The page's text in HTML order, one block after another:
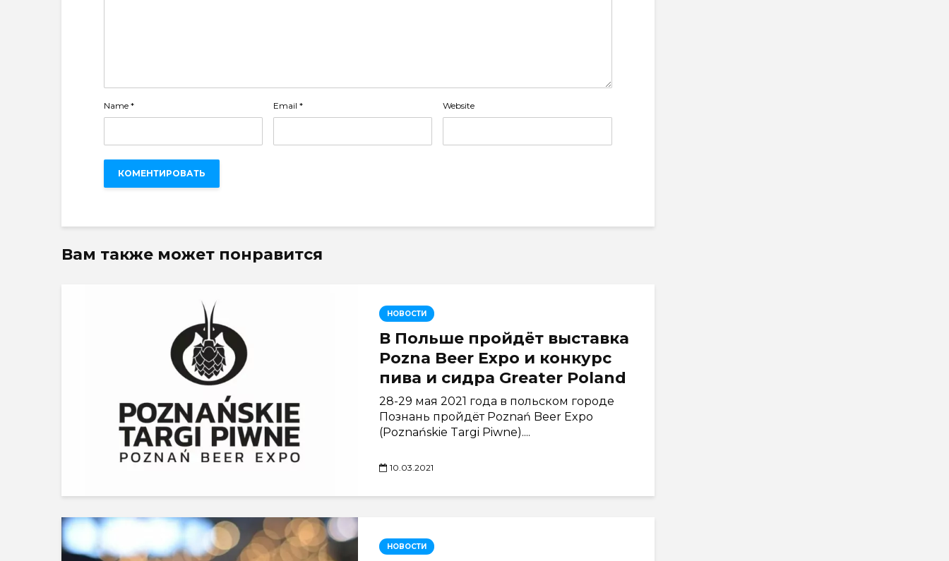
Name * Email * Website
Вам также может понравится
НОВОСТИ
В Польше пройдёт выставка
Pozna Beer Expo и конкурс
пива и сидра Greater Poland
28-29 мая 2021 года в польском городе
Познань пройдёт Poznań Beer Expo
(Poznańskie Targi Piwne)....
10.03.2021
НОВОСТИ